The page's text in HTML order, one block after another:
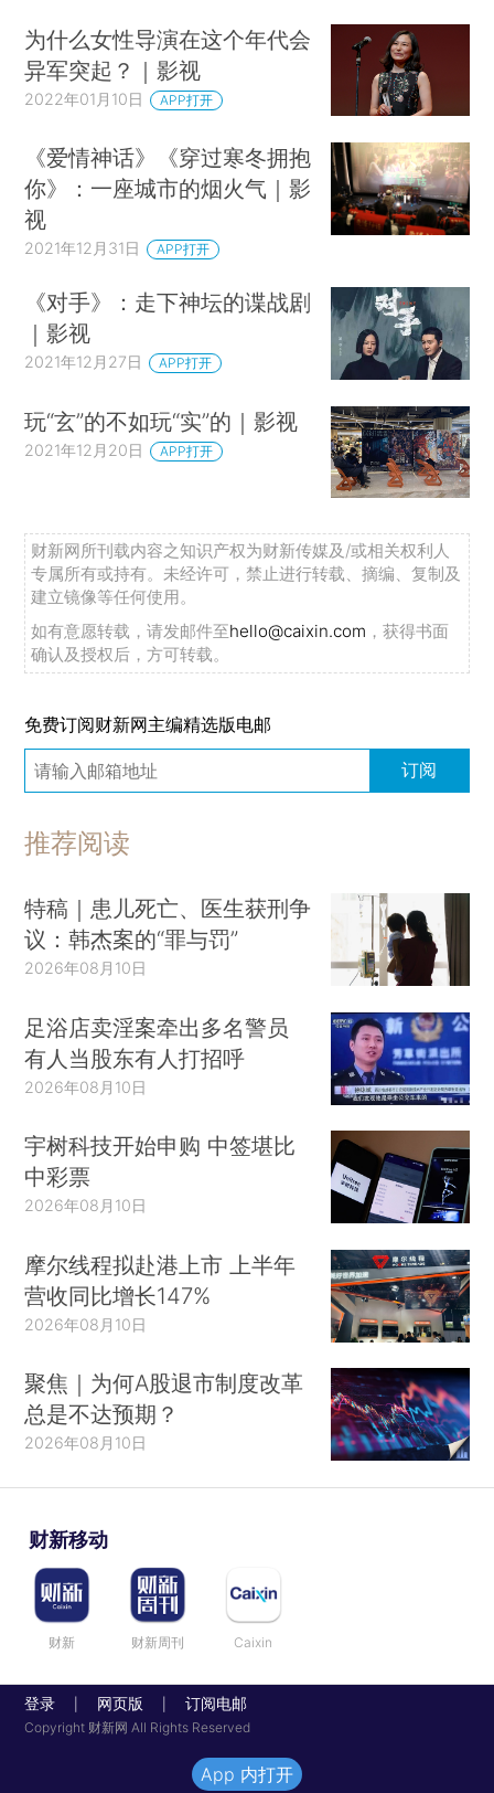
为什么女性导演在这个年代会
异军突起？｜影视
2022年01月10日 APP打开
《爱情神话》《穿过寒冬拥抱
你》：一座城市的烟火气｜影
视
2021年12月31日 APP打开
《对手》：走下神坛的谍战剧
｜影视
2021年12月27日 APP打开
玩“玄”的不如玩“实”的｜影视
2021年12月20日 APP打开
财新网所刊载内容之知识产权为财新传媒及/或相关权利人
专属所有或持有。未经许可，禁止进行转载、摘编、复制及
建立镜像等任何使用。
如有意愿转载，请发邮件至hello@caixin.com ，获得书面
确认及授权后，方可转载。
免费订阅财新网主编精选版电邮
订阅
推荐阅读
特稿｜患儿死亡、医生获刑争
议：韩杰案的“罪与罚”
2026年08月10日
足浴店卖淫案牵出多名警员
有人当股东有人打招呼
2026年08月10日
宇树科技开始申购 中签堪比
中彩票
2026年08月10日
摩尔线程拟赴港上市 上半年
营收同比增长147%
2026年08月10日
聚焦｜为何A股退市制度改革
总是不达预期？
2026年08月10日
财新移动
财新 财新周刊 Caixin
登录 网页版 订阅电邮
Copyright 财新网 All Rights Reserved
App 内打开